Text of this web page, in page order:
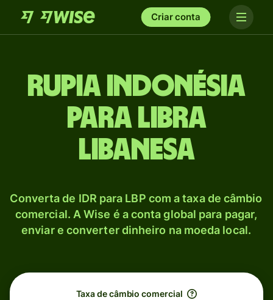
Criar conta
Rupia indonésia
para Libra
libanesa
Converta de IDR para LBP com a taxa de câmbio
comercial. A Wise é a conta global para pagar,
enviar e converter dinheiro na moeda local.
Taxa de câmbio comercial